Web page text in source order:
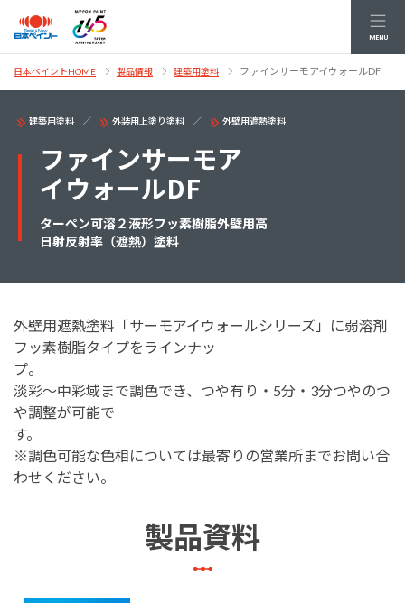
MENU
日本ペイントHOME 製品情報 建築用塗料 ファインサーモアイウォールDF
建築用塗料 外装用上塗り塗料 外壁用遮熱塗料
ファインサーモア
イウォールDF
ターペン可溶２液形フッ素樹脂外壁用高
日射反射率（遮熱）塗料
外壁用遮熱塗料「サーモアイウォールシリーズ」に弱溶剤
フッ素樹脂タイプをラインナッ
プ
淡彩～中彩域まで調色でき、つや有り・5分・3分つやのつ
や調整が可能で
す。
※調色可能な色相については最寄りの営業所までお問い合
わせください。
製品資料